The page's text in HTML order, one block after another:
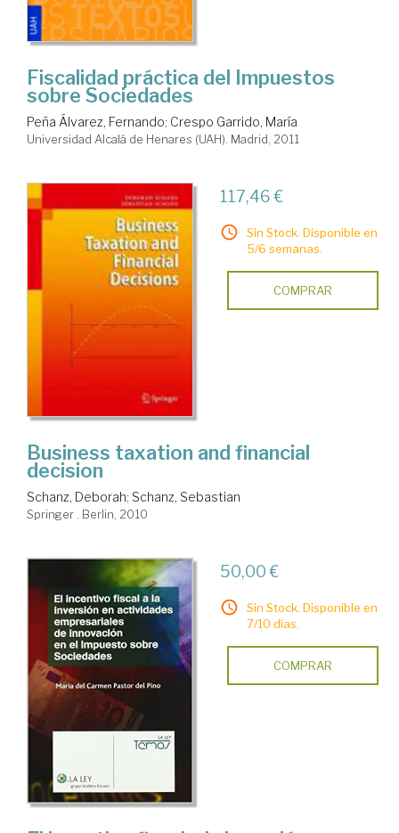
Fiscalidad práctica del Impuestos
sobre Sociedades
Peña Álvarez, Fernando; Crespo Garrido, María
Universidad Alcalá de Henares (UAH). Madrid, 2011
117,46 €
Sin Stock. Disponible en
5/6 semanas.
COMPRAR
Business taxation and financial
decision
Schanz, Deborah; Schanz, Sebastian
Springer . Berlin, 2010
50,00 €
Sin Stock. Disponible en
7/10 días.
COMPRAR